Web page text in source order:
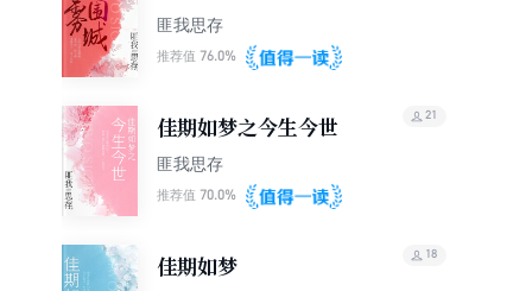
匪我思存
推荐值 76.0%
佳期如梦之今生今世
匪我思存
推荐值 70.0%
21
佳期如梦
18